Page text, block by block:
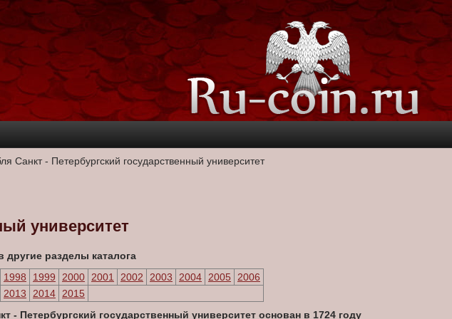
Санкт - Петербургский государственный университет
университет
другие разделы каталога
1998 1999 2000 2001 2002 2003 2004 2005
2006
2013 2014
2015
- Петербургский государственный университет основан в 1724 году